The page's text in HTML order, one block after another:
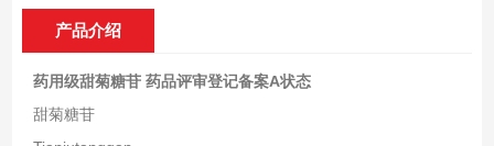
产品介绍
药用级甜菊糖苷 药品评审登记备案A状态
甜菊糖苷